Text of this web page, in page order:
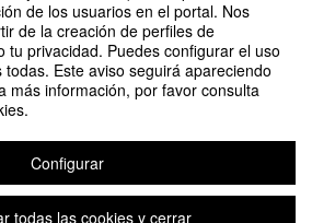
de los usuarios en el portal. Nos
de la creación de perfiles de
tu privacidad. Puedes configurar el uso
Este aviso seguirá apareciendo
más información, por favor consulta
Configurar
todas las cookies y cerrar
PONIENDO EL SIGUIENTE CÓDIGO